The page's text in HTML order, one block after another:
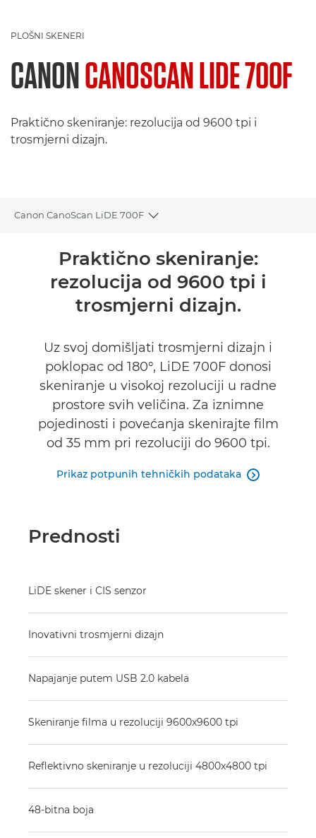
PLOŠNI SKENERI
CANONCANOSCAN LIDE 700F
Praktično skeniranje: rezolucija od 9600 tpi i
trosmjerni dizajn.
Canon CanoScan LiDE 700F
Toggle breadcrumbs
Tehnički podaci
Praktično skeniranje:
rezolucija od 9600 tpi i
trosmjerni dizajn.
Uz svoj domišljati trosmjerni dizajn i
poklopac od 180°, LiDE 700F donosi
skeniranje u visokoj rezoluciji u radne
prostore svih veličina. Za iznimne
pojedinosti i povećanja skenirajte film
od 35 mm pri rezoluciji do 9600 tpi.
Prikaz potpunih tehničkih podataka 
Prednosti
LiDE skener i CIS senzor
Inovativni trosmjerni dizajn
Napajanje putem USB 2.0 kabela
Skeniranje filma u rezoluciji 9600x9600 tpi
Reflektivno skeniranje u rezoluciji 4800x4800 tpi
48-bitna boja